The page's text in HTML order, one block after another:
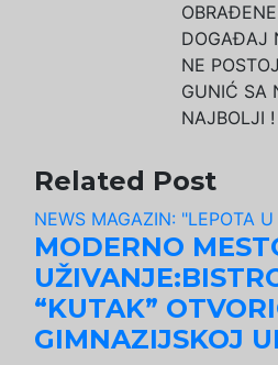
DOGAĐAJ
NE
GUNIĆ SA
NAJBOLJI !
Related Post
NEWS MAGAZIN: "LEPOTA
MODERNO
“KUTAK”
GIMNAZIJSKOJ